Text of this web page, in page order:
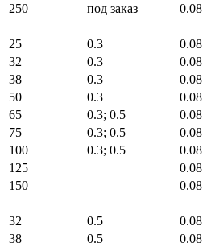
250
под заказ 0.08
25 0.3
0.08
32
0.3 0.08
38
0.3 0.08
50
0.3 0.08
65
0.3; 0.5 0.08
75
0.3; 0.5 0.08
100
0.3; 0.5 0.08
125
0.08
150
0.08
32 0.5
0.08
38
0.5 0.08